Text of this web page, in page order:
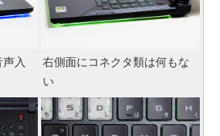
入
右側面にコネクタ類は何もな
い